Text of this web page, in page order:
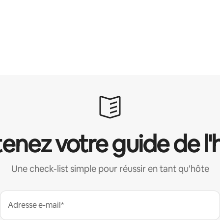
votre guide de
Une check-list simple pour réussir en tant qu'hôte
Adresse e-mail*